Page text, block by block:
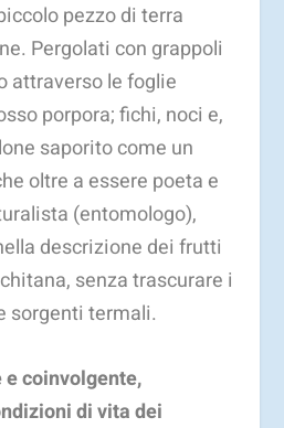
pezzo di terra
Pergolati con grappoli
attraverso le foglie
porpora; fichi, noci e,
saporito come un
oltre a essere poeta e
(entomologo),
descrizione dei frutti
senza trascurare i
sorgenti termali.
coinvolgente,
di vita dei